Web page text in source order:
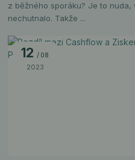
z běžného sporáku? Je to nuda,
nechutnalo. Takže ...
12 08
2023